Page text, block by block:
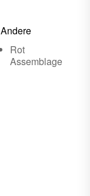
Andere
Rot
Assemblage